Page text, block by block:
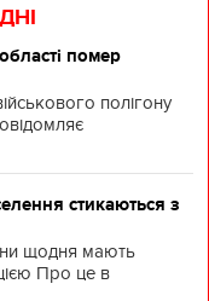
помер
полігону
стикаються з
щодня мають
Про це в